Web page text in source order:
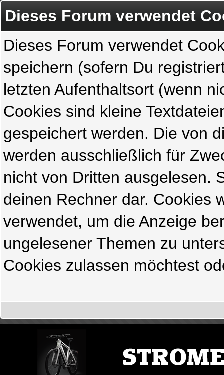
Dieses Forum verwendet
Dieses Forum verwendet
speichern (sofern Du
letzten Aufenthaltsort (wenn
Cookies sind kleine
gespeichert werden. Die von
werden ausschließlich für
nicht von Dritten ausgelesen.
deinen Rechner dar. Cookies
verwendet, um die Anzeige
ungelesener Themen zu
Cookies zulassen möchtest